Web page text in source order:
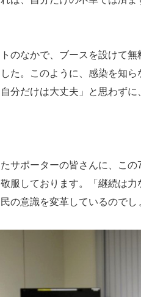
のなかで、ブースを設けて
た。このように、感染を知
分だけは大丈夫」と思わず
サポーターの皆さんに、こ
服しております。「継続は
の意識を変革しているのでし